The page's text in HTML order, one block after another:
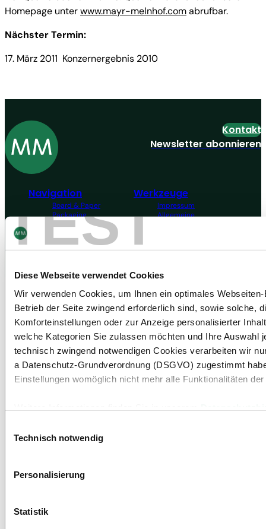
TEST
Diese Webseite verwendet Cookies
Wir verwenden Cookies, um Ihnen ein optimales
Betrieb der Seite zwingend erforderlich sind, sowie solche,
Komforteinstellungen oder zur Anzeige personalisierter
welche Kategorien Sie zulassen möchten und Ihre Auswahl
technisch zwingend notwendigen Cookies verarbeiten wir
a Datenschutz-Grundverordnung (DSGVO) zugestimmt
Einstellungen womöglich nicht mehr alle Funktionalitäten
Hinweis auf die Übermittlung Ihrer auf dieser Webseite
"Auswahl bestätigen" auswählen, willigen Sie zugleich
Beispielsweise werden diese Daten von Google auch in
Technisch notwendig
Personalisierung
Statistik
Homepage unterwww.mayr-melnhof.comabrufbar.
Nächster Termin:
17. März 2011 Konzernergebnis 2010
Navigation
Board & Paper
Packaging
Menschen
Investoren
Unternehmen
NACHHALTIGKEIT
Werkzeuge
Impressum
Allgemeine
Erklärung zum Datenschutz
Kontakt
Newsletter abonnieren